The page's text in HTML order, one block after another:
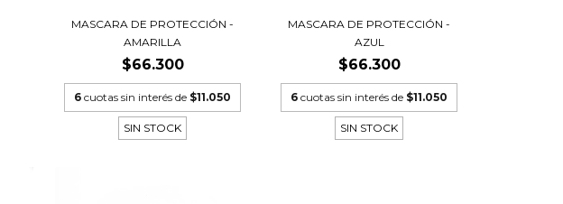
MASCARA DE PROTECCIÓN -
AMARILLA
$66.300
6 cuotas sin interés de $11.050
SIN STOCK
MASCARA DE PROTECCIÓN -
AZUL
$66.300
6 cuotas sin interés de $11.050
SIN STOCK